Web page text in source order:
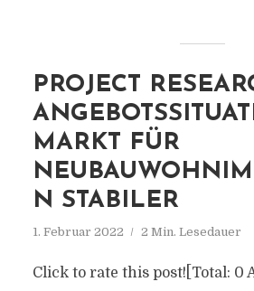
PROJECT
MARKT FÜR
N STABILER
1. Februar 2022 2 Min. Lesedauer
Click to rate this post![Total: 0